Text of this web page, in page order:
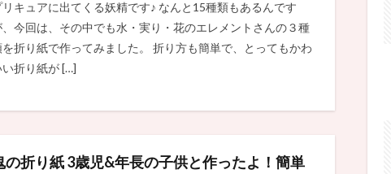
リキュアに出てくる妖精です♪ なんと15種類もあるんです
、今回は、その中でも水・実り・花のエレメントさんの３種
を折り紙で作ってみました。 折り方も簡単で、とってもかわ
い折り紙が […]
の折り紙 3歳児&年長の子供と作ったよ！簡単